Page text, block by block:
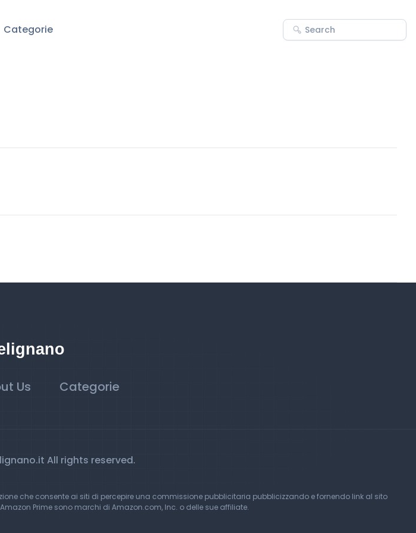
Categorie
Us Categorie
All rights reserved.
che consente ai siti di percepire una commissione pubblicitaria pubblicizzando e fornendo link al sito
Prime sono marchi di Amazon.com, Inc. o delle sue affiliate.